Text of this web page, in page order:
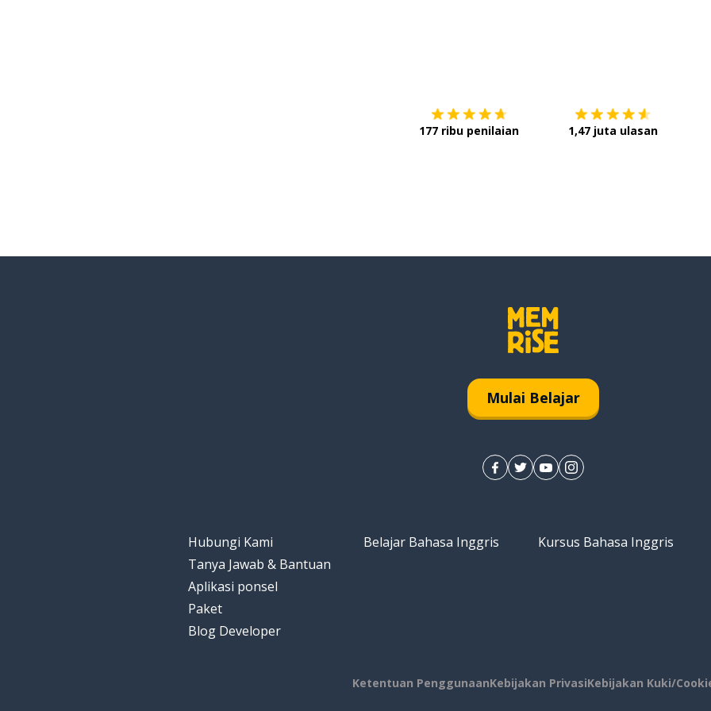
177 ribu penilaian 1,47 juta ulasan
Mulai Belajar
Hubungi Kami
Tanya Jawab & Bantuan
Aplikasi ponsel
Paket
Blog Developer
Belajar Bahasa Inggris Kursus Bahasa Inggris
Ketentuan PenggunaanKebijakan PrivasiKebijakan Kuki/